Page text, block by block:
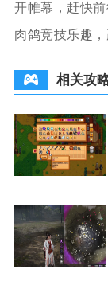
开帷幕，赶快
肉鸽竞技乐趣
相关攻